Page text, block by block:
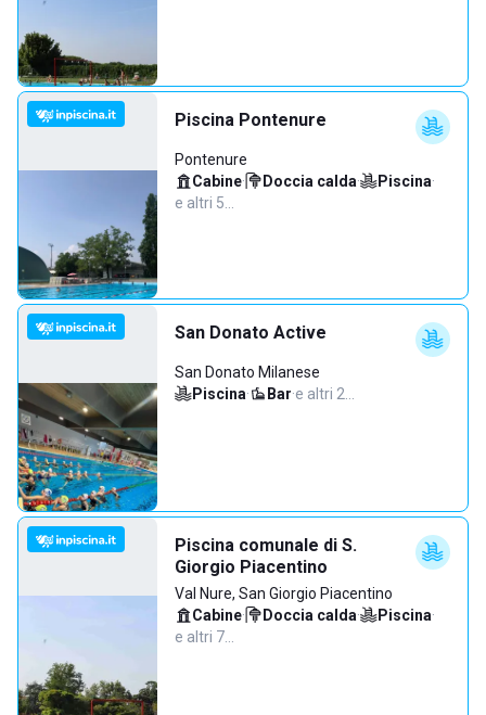
Piscina Pontenure
Pontenure
Cabine· Doccia calda· Piscina·
e altri 5…
San Donato Active
San Donato Milanese
Piscina· Bar·e altri 2…
Piscina comunale di S.
Giorgio Piacentino
Val Nure, San Giorgio Piacentino
Cabine· Doccia calda· Piscina·
e altri 7…